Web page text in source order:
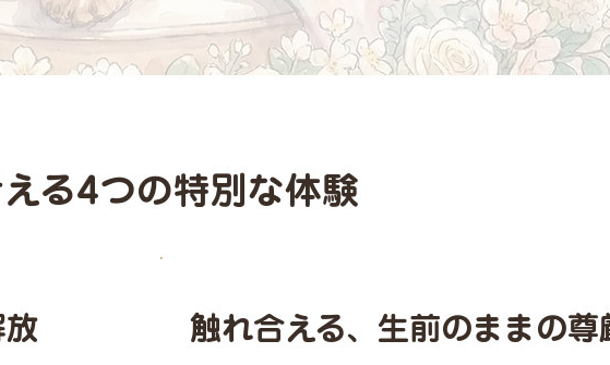
る4つの特別な体験
放 触れ合える、生前のままの尊